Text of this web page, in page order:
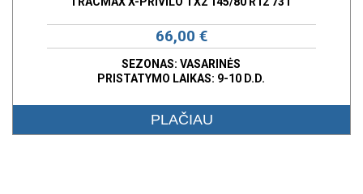
66,00 €
SEZONAS: VASARINĖS
PRISTATYMO LAIKAS: 9-10 D.D.
PLAČIAU